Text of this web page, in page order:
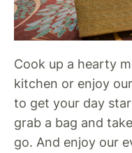
Cook up a hearty
kitchen or enjoy
to get your day
grab a bag and
go. And enjoy our